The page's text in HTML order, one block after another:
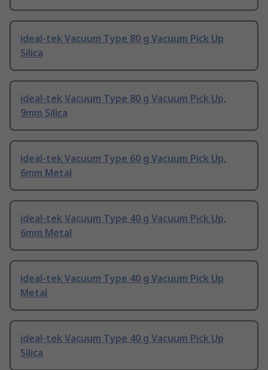
ideal-tek Vacuum Type 80 g Vacuum Pick Up
Silica
ideal-tek Vacuum Type 80 g Vacuum Pick Up,
9mm Silica
ideal-tek Vacuum Type 60 g Vacuum Pick Up,
6mm Metal
ideal-tek Vacuum Type 40 g Vacuum Pick Up,
6mm Metal
ideal-tek Vacuum Type 40 g Vacuum Pick Up
Metal
ideal-tek Vacuum Type 40 g Vacuum Pick Up
Silica